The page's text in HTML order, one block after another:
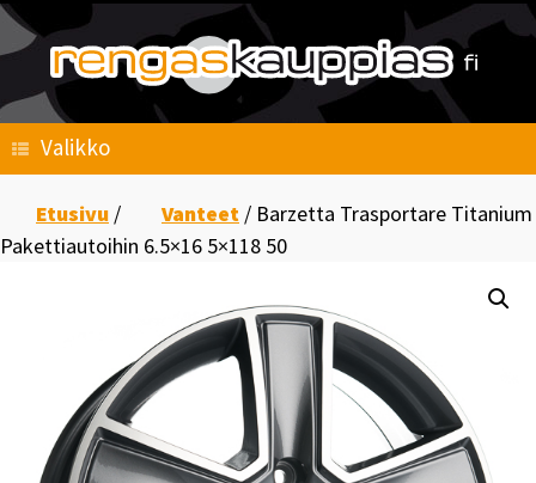
Skip
content
Valikko
Etusivu / Vanteet / Barzetta Trasportare Titanium
Pakettiautoihin 6.5×16 5×118 50